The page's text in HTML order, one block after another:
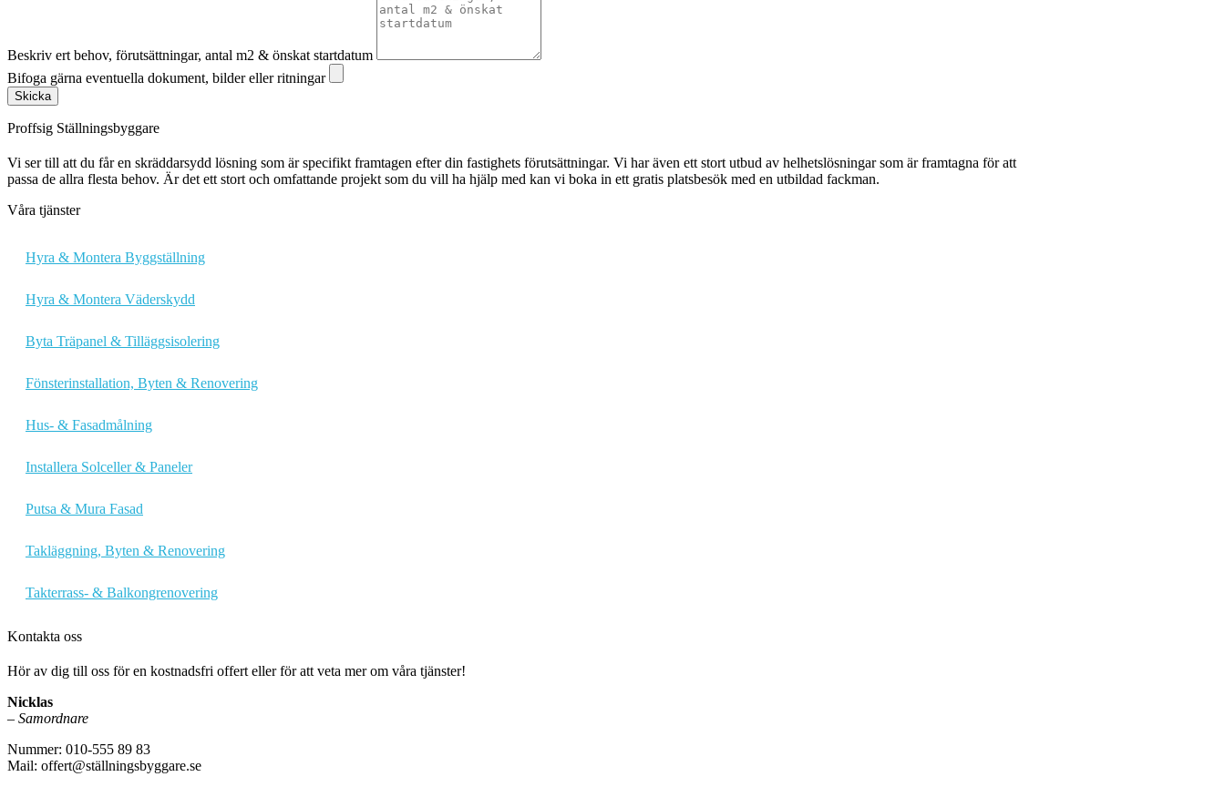
Beskriv ert behov, förutsättningar, antal m2 & önskat startdatum
Bifoga gärna eventuella dokument, bilder eller ritningar
Skicka
Proffsig Ställningsbyggare
Vi ser till att du får en skräddarsydd lösning som är specifikt framtagen efter din fastighets förutsättningar. Vi har även ett stort utbud av helhetslösningar som är framtagna för att
passa de allra flesta behov. Är det ett stort och omfattande projekt som du vill ha hjälp med kan vi boka in ett gratis platsbesök med en utbildad fackman.
Våra tjänster
Hyra & Montera Byggställning
Hyra & Montera Väderskydd
Byta Träpanel & Tilläggsisolering
Fönsterinstallation, Byten & Renovering
Hus- & Fasadmålning
Installera Solceller & Paneler
Putsa & Mura Fasad
Takläggning, Byten & Renovering
Takterrass- & Balkongrenovering
Kontakta oss
Hör av dig till oss för en kostnadsfri offert eller för att veta mer om våra tjänster!
Nicklas
– Samordnare
Nummer: 010-555 89 83
Mail: offert@ställningsbyggare.se